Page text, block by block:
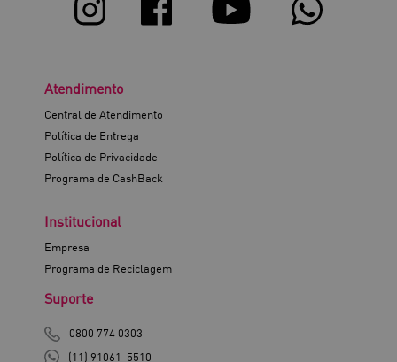
Atendimento
Central de Atendimento
Política de Entrega
Política de Privacidade
Programa de CashBack
Institucional
Empresa
Programa de Reciclagem
Suporte
0800 774 0303
(11) 91061-5510